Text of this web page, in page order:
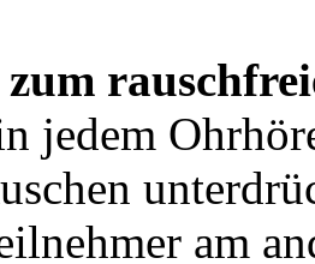
jedem
am